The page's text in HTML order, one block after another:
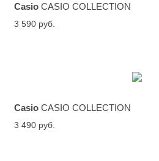
Casio CASIO COLLECTION
3 590 руб.
Casio CASIO COLLECTION
3 490 руб.